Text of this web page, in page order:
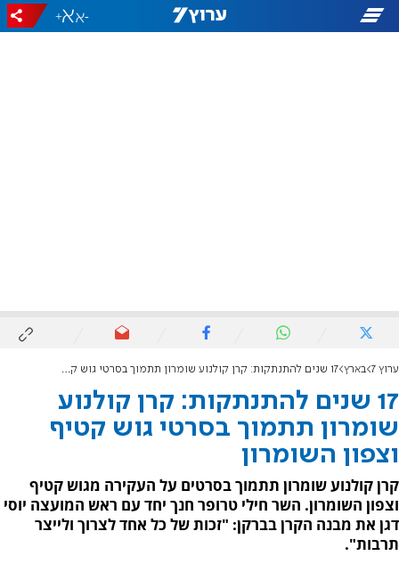
-
+
ערוץ 7 בארץ 17 שנים להתנתקות: קרן קולנוע שומרון תתמוך בסרטי גוש קטיף וצפון השומרון
17 שנים להתנתקות: קרן קולנוע
שומרון תתמוך בסרטי גוש קטיף
וצפון השומרון
קרן קולנוע שומרון תתמוך בסרטים על העקירה מגוש קטיף
וצפון השומרון. השר חילי טרופר חנך יחד עם ראש המועצה יוסי
דגן את מבנה הקרן בברקן: "זכות של כל אחד לצרוך ולייצר
תרבות".